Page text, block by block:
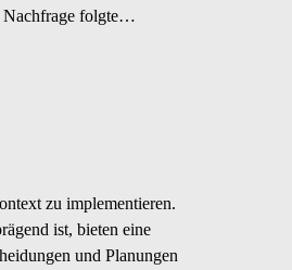
Nachfrage folgte…
zu implementieren.
ist, bieten eine
und Planungen